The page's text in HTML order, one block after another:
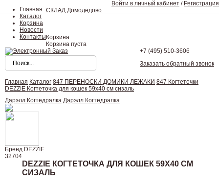
Главная
Каталог
Корзина
Новости
Контакты
Войти в личный кабинет / Регистрация
СКЛАД Домодедово
Корзина
Корзина пуста
+7 (495) 510-3606
Заказать обратный звонок
Главная Каталог 847 ПЕРЕНОСКИ ДОМИКИ ЛЕЖАКИ 847 Когтеточки
DEZZIE Когтеточка для кошек 59х40 см сизаль
Дарэлл Когтедралка Дарэлл Когтедралка
Бренд DEZZIE
32704
DEZZIE КОГТЕТОЧКА ДЛЯ КОШЕК 59Х40 СМ
СИЗАЛЬ